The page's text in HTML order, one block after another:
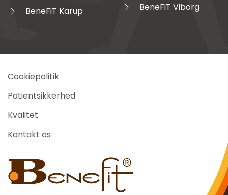
BeneFiT Karup
BeneFiT Viborg
Cookiepolitik
Patientsikkerhed
Kvalitet
Kontakt os